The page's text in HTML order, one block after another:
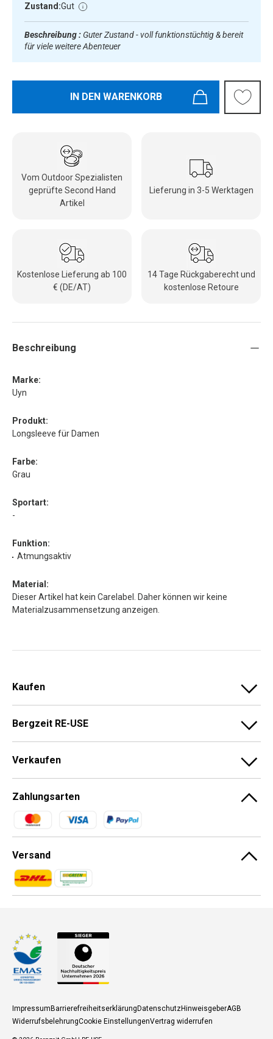
Zustand:Gut
Beschreibung : Guter Zustand - voll funktionstüchtig & bereit
für viele weitere Abenteuer
IN DEN WARENKORB
Vom Outdoor Spezialisten
geprüfte Second Hand
Artikel
Lieferung in 3-5 Werktagen
Kostenlose Lieferung ab 100
€ (DE/AT)
14 Tage Rückgaberecht und
kostenlose Retoure
Beschreibung
Marke:
Uyn
Produkt:
Longsleeve für Damen
Farbe:
Grau
Sportart:
-
Funktion:
Atmungsaktiv
Material:
Dieser Artikel hat kein Carelabel. Daher können wir keine
Materialzusammensetzung anzeigen.
Kaufen
Bergzeit RE-USE
Verkaufen
Zahlungsarten
Zahlungsmethoden
Versand
Zahlungsmethoden
Zahlungsmethoden
ImpressumBarrierefreiheitserklärungDatenschutzHinweisgeberAGB
WiderrufsbelehrungCookie EinstellungenVertrag widerrufen